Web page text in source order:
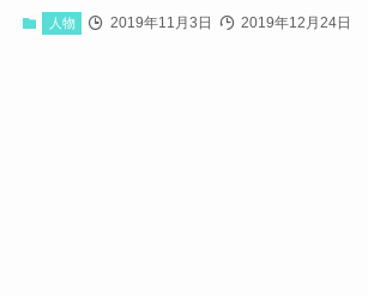
人物 2019年11月3日 2019年12月24日